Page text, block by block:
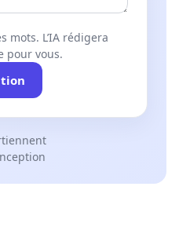
mots. L’IA rédigera
pour vous.